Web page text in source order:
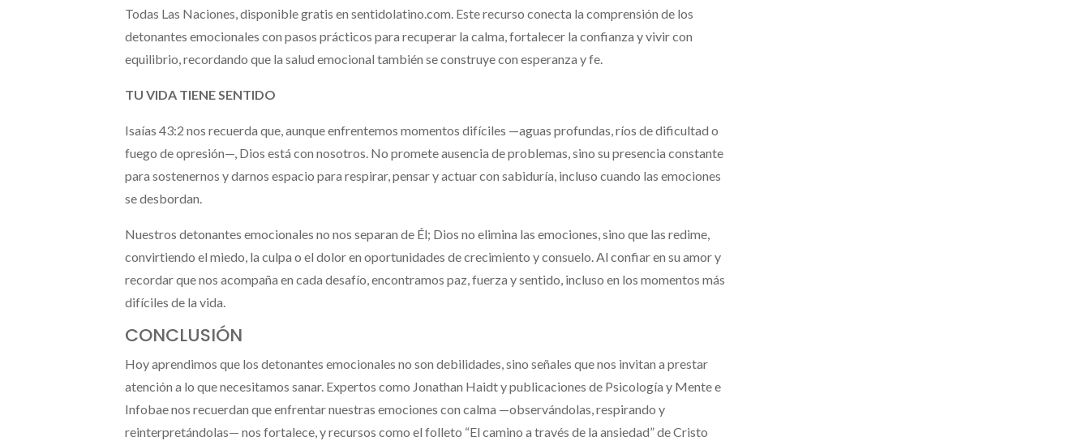
Todas Las Naciones, disponible gratis en sentidolatino.com. Este recurso conecta la comprensión de los
detonantes emocionales con pasos prácticos para recuperar la calma, fortalecer la confianza y vivir con
equilibrio, recordando que la salud emocional también se construye con esperanza y fe.
TU VIDA TIENE SENTIDO
Isaías 43:2 nos recuerda que, aunque enfrentemos momentos difíciles —aguas profundas, ríos de dificultad o
fuego de opresión—, Dios está con nosotros. No promete ausencia de problemas, sino su presencia constante
para sostenernos y darnos espacio para respirar, pensar y actuar con sabiduría, incluso cuando las emociones
se desbordan.
Nuestros detonantes emocionales no nos separan de Él; Dios no elimina las emociones, sino que las redime,
convirtiendo el miedo, la culpa o el dolor en oportunidades de crecimiento y consuelo. Al confiar en su amor y
recordar que nos acompaña en cada desafío, encontramos paz, fuerza y sentido, incluso en los momentos más
difíciles de la vida.
CONCLUSIÓN
Hoy aprendimos que los detonantes emocionales no son debilidades, sino señales que nos invitan a prestar
atención a lo que necesitamos sanar. Expertos como Jonathan Haidt y publicaciones de Psicología y Mente e
Infobae nos recuerdan que enfrentar nuestras emociones con calma —observándolas, respirando y
reinterpretándolas— nos fortalece, y recursos como el folleto “El camino a través de la ansiedad” de Cristo